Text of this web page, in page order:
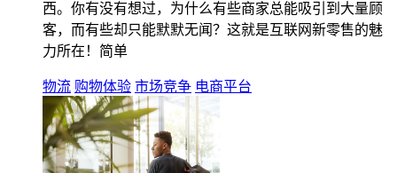
西。你有没有想过，为什么有些商家总能吸引到大量顾
客，而有些却只能默默无闻？这就是互联网新零售的魅
力所在！简单
物流 购物体验 市场竞争 电商平台